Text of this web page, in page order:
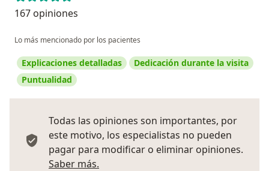
167 opiniones
Lo más mencionado por los pacientes
Explicaciones detalladas
Dedicación durante la visita
Puntualidad
Todas las opiniones son importantes, por
este motivo, los especialistas no pueden
pagar para modificar o eliminar opiniones.
Saber más.